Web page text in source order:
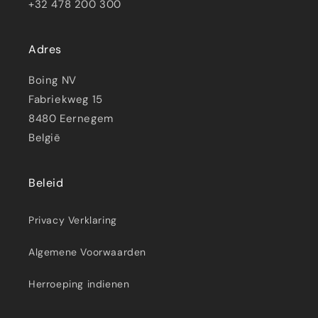
+32 478 200 300
Adres
Boing NV
Fabriekweg 15
8480 Eernegem
België
Beleid
Privacy Verklaring
Algemene Voorwaarden
Herroeping indienen